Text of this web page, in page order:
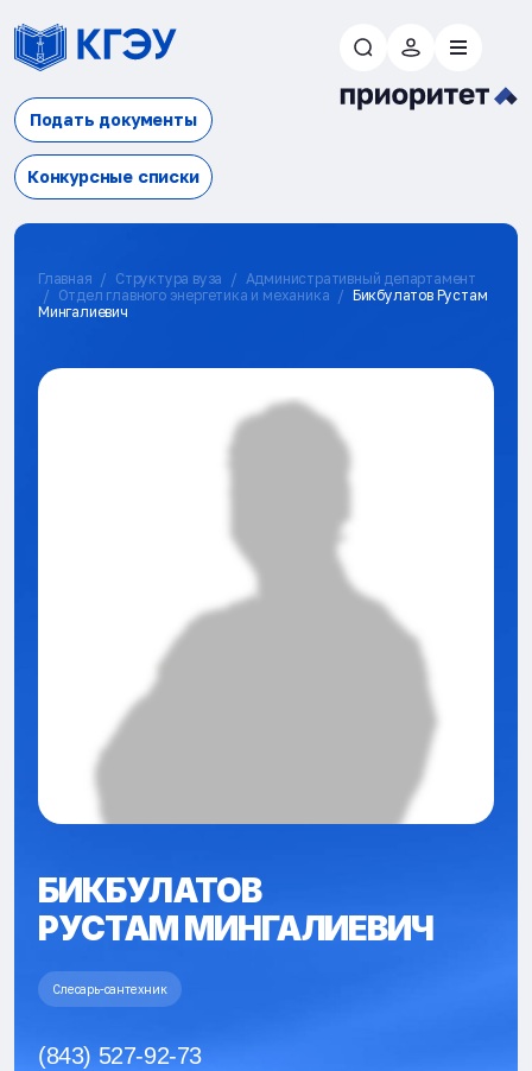
Подать документы
Конкурсные списки
Главная Структура вуза
Административный департамент
Отдел главного энергетика и механика
Бикбулатов Рустам
Мингалиевич
БИКБУЛАТОВ
РУСТАМ МИНГАЛИЕВИЧ
Слесарь-сантехник
(843) 527-92-73